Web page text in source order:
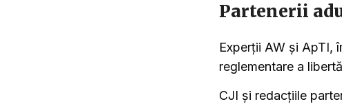
Partenerii
Experții AW și ApTI,
reglementare a
CJI și redacțiile